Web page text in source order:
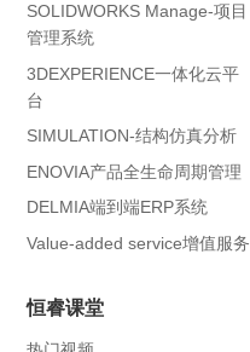
SOLIDWORKS Manage-项目
管理系统
3DEXPERIENCE一体化云平
台
SIMULATION-结构仿真分析
ENOVIA产品全生命周期管理
DELMIA端到端ERP系统
Value-added service增值服务
恒睿课堂